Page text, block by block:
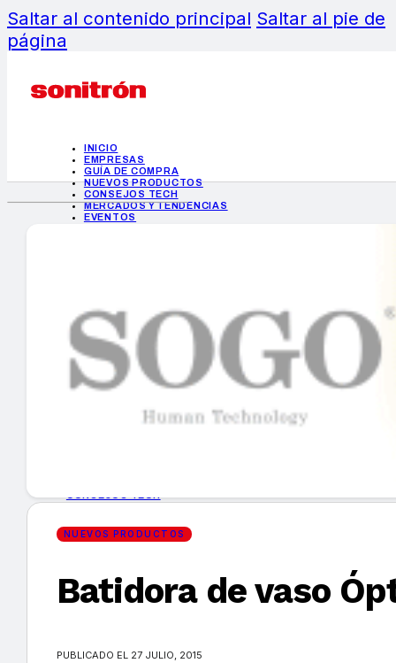
Saltar al contenido principal Saltar al pie de
página
INICIO
EMPRESAS
GUÍA DE COMPRA
NUEVOS PRODUCTOS
CONSEJOS TECH
MERCADOS Y TENDENCIAS
EVENTOS
INICIO
EMPRESAS
GUÍA DE COMPRA
MERCADOS Y TENDENCIAS
EVENTOS
NUEVOS PRODUCTOS
Batidora de vaso
PUBLICADO EL 27 JULIO, 2015